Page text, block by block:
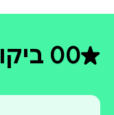
0דירוג
0 ביקורות